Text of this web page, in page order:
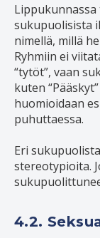
sukupuolisista
nimellä, millä
Ryhmiin ei
“tytöt”, vaan
kuten
huomioidaan
puhuttaessa.
Eri
stereotypioita.
4.2.